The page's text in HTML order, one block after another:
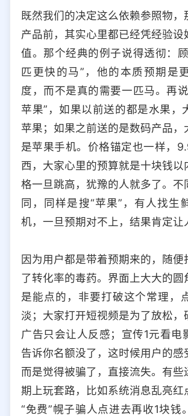
既然我们的决定这么依赖参照物，
产品前，其实心里都已经凭经验设
值。那个经典的例子说得透彻：
匹更快的马”，他的本质预期是
度，而不是真的需要一匹马。再
苹果”，如果以前送的都是水果，
苹果；如果之前送的是数码产品，
是苹果手机。价格锚定也一样，
西，大家心里的预算就是十块钱以
格一旦跳高，犹豫的人就多了。不
同，同样是搜“苹果”，有人找生
机，一旦预期对不上，结果肯定让
因为用户都是带着预期来的，随便
了转化率的毒药。界面上大大的圆
是能点的，非要打破这个常理，
淡；大家打开短视频是为了放松，
广告只会让人反感；宣传1元看电
告诉你名额没了，这时候用户的感
而是觉得被骗了，直接流失。有些
期上玩套路，比如系统消息乱亮红
“免费”幌子骗人点进去再收1块钱